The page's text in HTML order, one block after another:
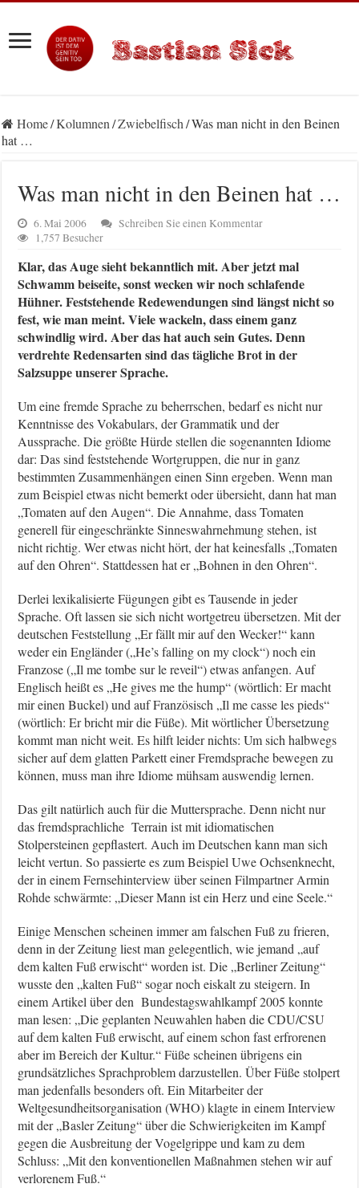
Home/Kolumnen/Zwiebelfisch/Was man nicht in den Beinen
hat …
Was man nicht in den Beinen hat …
6. Mai 2006
Schreiben Sie einen Kommentar
1,757 Besucher
Klar, das Auge sieht bekanntlich mit. Aber jetzt mal
Schwamm beiseite, sonst wecken wir noch schlafende
Hühner. Feststehende Redewendungen sind längst nicht so
fest, wie man meint. Viele wackeln, dass einem ganz
schwindlig wird. Aber das hat auch sein Gutes. Denn
verdrehte Redensarten sind das tägliche Brot in der
Salzsuppe unserer Sprache.
Um eine fremde Sprache zu beherrschen, bedarf es nicht nur
Kenntnisse des Vokabulars, der Grammatik und der
Aussprache. Die größte Hürde stellen die sogenannten Idiome
dar: Das sind feststehende Wortgruppen, die nur in ganz
bestimmten Zusammenhängen einen Sinn ergeben. Wenn man
zum Beispiel etwas nicht bemerkt oder übersieht, dann hat man
„Tomaten auf den Augen“. Die Annahme, dass Tomaten
generell für eingeschränkte Sinneswahrnehmung stehen, ist
nicht richtig. Wer etwas nicht hört, der hat keinesfalls „Tomaten
auf den Ohren“. Stattdessen hat er „Bohnen in den Ohren“.
Derlei lexikalisierte Fügungen gibt es Tausende in jeder
Sprache. Oft lassen sie sich nicht wortgetreu übersetzen. Mit der
deutschen Feststellung „Er fällt mir auf den Wecker!“ kann
weder ein Engländer („He’s falling on my clock“) noch ein
Franzose („Il me tombe sur le reveil“) etwas anfangen. Auf
Englisch heißt es „He gives me the hump“ (wörtlich: Er macht
mir einen Buckel) und auf Französisch „Il me casse les pieds“
(wörtlich: Er bricht mir die Füße). Mit wörtlicher Übersetzung
kommt man nicht weit. Es hilft leider nichts: Um sich halbwegs
sicher auf dem glatten Parkett einer Fremdsprache bewegen zu
können, muss man ihre Idiome mühsam auswendig lernen.
Das gilt natürlich auch für die Muttersprache. Denn nicht nur
das fremdsprachliche Terrain ist mit idiomatischen
Stolpersteinen gepflastert. Auch im Deutschen kann man sich
leicht vertun. So passierte es zum Beispiel Uwe Ochsenknecht,
der in einem Fernsehinterview über seinen Filmpartner Armin
Rohde schwärmte: „Dieser Mann ist ein Herz und eine Seele.“
Einige Menschen scheinen immer am falschen Fuß zu frieren,
denn in der Zeitung liest man gelegentlich, wie jemand „auf
dem kalten Fuß erwischt“ worden ist. Die „Berliner Zeitung“
wusste den „kalten Fuß“ sogar noch eiskalt zu steigern. In
einem Artikel über den Bundestagswahlkampf 2005 konnte
man lesen: „Die geplanten Neuwahlen haben die CDU/CSU
auf dem kalten Fuß erwischt, auf einem schon fast erfrorenen
aber im Bereich der Kultur.“ Füße scheinen übrigens ein
grundsätzliches Sprachproblem darzustellen. Über Füße stolpert
man jedenfalls besonders oft. Ein Mitarbeiter der
Weltgesundheitsorganisation (WHO) klagte in einem Interview
mit der „Basler Zeitung“ über die Schwierigkeiten im Kampf
gegen die Ausbreitung der Vogelgrippe und kam zu dem
Schluss: „Mit den konventionellen Maßnahmen stehen wir auf
verlorenem Fuß.“